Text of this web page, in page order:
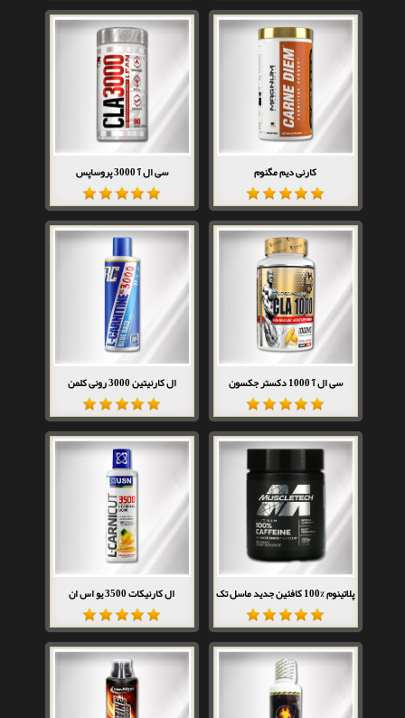
کارنی دیم مگنوم سی ال آ 3000 پروساپس
سی ال آ 1000 دکستر جکسون ال کارنیتین 3000 رونی کلمن
پلاتینوم %100 کافئین جدید ماسل تک ال کارنیکات 3500 یو اس ان